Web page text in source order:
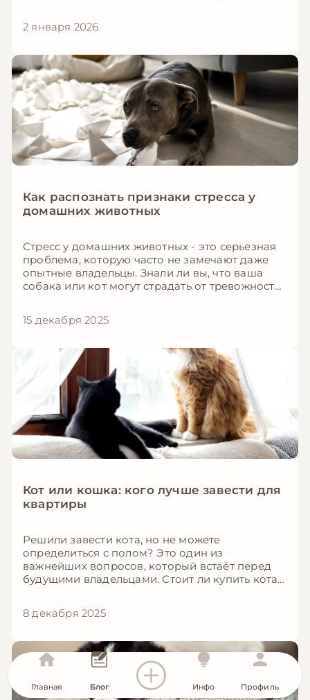
квартирного содержания.
2 января 2026
Как распознать признаки стресса у
домашних животных
Стресс у домашних животных - это серьезная
проблема, которую часто не замечают даже
опытные владельцы. Знали ли вы, что ваша
собака или кот могут страдать от тревожности,
подробной статье мы расскажем, как
распознать признаки стресса у собак и кошек,
питомцу.
15 декабря 2025
Кот или кошка: кого лучше завести для
квартиры
Решили завести кота, но не можете
определиться с полом? Это один из
важнейших вопросов, который встаёт перед
будущими владельцами. Стоит ли купить кота-
подробной статье мы разберём все отличия,
преимущества и недостатки, чтобы вы могли
жизни и условий квартиры.
8 декабря 2025
Главная Блог Инфо Профиль